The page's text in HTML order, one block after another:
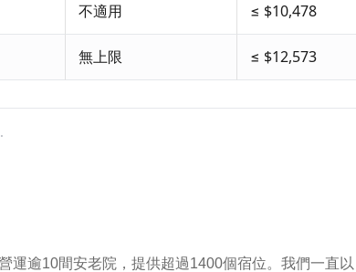
不適用 ≤ $10,478
無上限 ≤ $12,573
運逾10間安老院，提供超過1400個宿位。我們一直